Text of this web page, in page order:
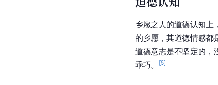
乡愿之人的道德认知上
的乡愿，其道德情感都
道德意志是不坚定的，
乖巧。
[5]